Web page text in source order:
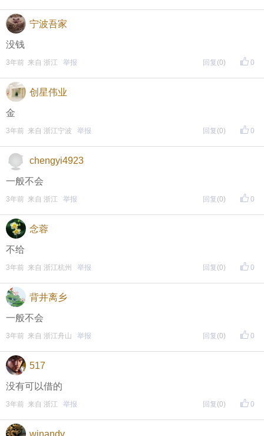
宁波吾家
没钱
0
3年前 来自 浙江 举报 回复 (0)
创星伟业
金
0
3年前 来自 浙江宁波 举报 回复 (0)
chengyi4923
一般不会
0
3年前 来自 浙江 举报 回复 (0)
念蓉
不给
0
3年前 来自 浙江杭州 举报 回复 (0)
背井离乡
一般不会
0
3年前 来自 浙江舟山 举报 回复 (0)
517
没有可以借的
0
3年前 来自 浙江 举报 回复 (0)
winandy